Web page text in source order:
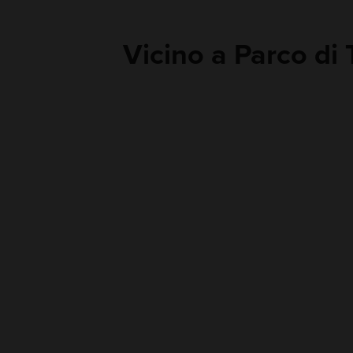
Vicino a Parco di